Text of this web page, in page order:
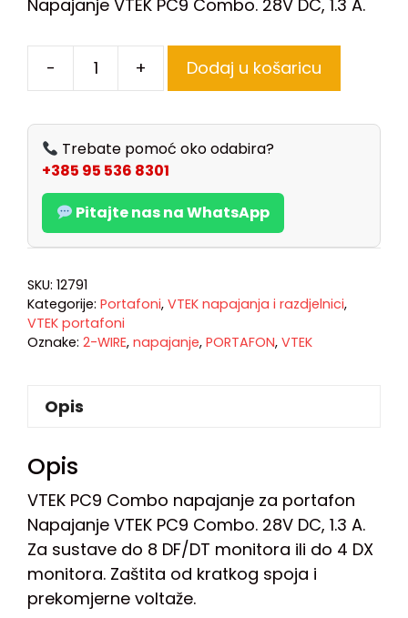
Napajanje VTEK PC9 Combo. 28V DC, 1.3 A.
- + Dodaj u košaricu
Trebate pomoć oko odabira?
+385 95 536 8301
Pitajte nas na WhatsApp
SKU: 12791
Kategorije: Portafoni, VTEK napajanja i razdjelnici,
VTEK portafoni
Oznake: 2-WIRE, napajanje, PORTAFON, VTEK
Opis
Opis
VTEK PC9 Combo napajanje za portafon
Napajanje VTEK PC9 Combo. 28V DC, 1.3 A.
Za sustave do 8 DF/DT monitora ili do 4 DX
monitora. Zaštita od kratkog spoja i
prekomjerne voltaže.